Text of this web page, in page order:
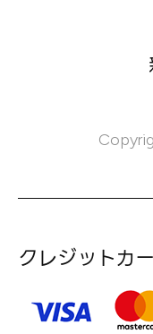
クレジットカ